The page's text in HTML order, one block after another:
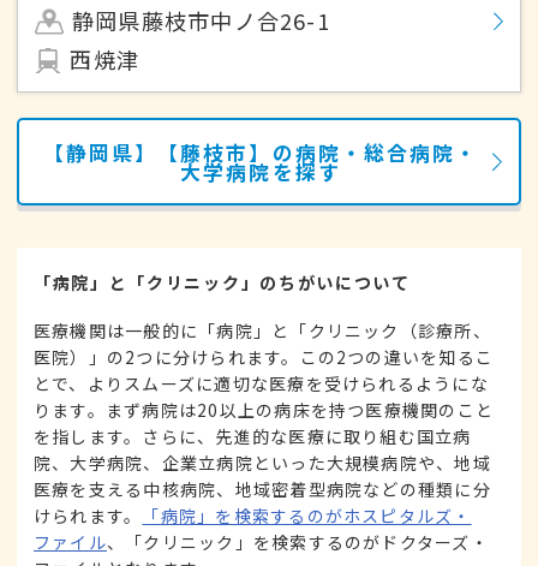
静岡県藤枝市中ノ合26-1
西焼津
【静岡県】【藤枝市】の病院・総合病院・
大学病院を探す
「病院」と「クリニック」のちがいについて
医療機関は一般的に「病院」と「クリニック（診療所、
医院）」の2つに分けられます。この2つの違いを知るこ
とで、よりスムーズに適切な医療を受けられるようにな
ります。まず病院は20以上の病床を持つ医療機関のこと
を指します。さらに、先進的な医療に取り組む国立病
院、大学病院、企業立病院といった大規模病院や、地域
医療を支える中核病院、地域密着型病院などの種類に分
けられます。
「病院」を検索するのがホスピタルズ・
ファイル、「クリニック」を検索するのがドクターズ・